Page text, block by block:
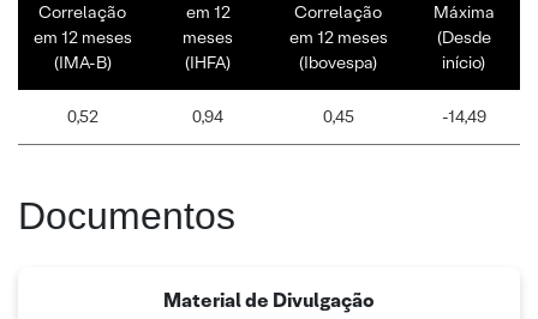
Correlação
em 12 meses
(IMA-B)
em 12
meses
(IHFA)
Correlação
em 12 meses
(Ibovespa)
Máxima
(Desde
início)
0,52 0,94 0,45 -14,49
Documentos
Material de Divulgação